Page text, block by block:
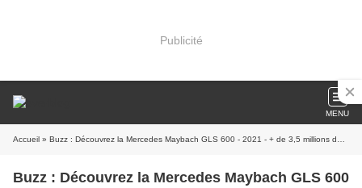
Publicité
MENU
Accueil » Buzz : Découvrez la Mercedes Maybach GLS 600 - 2021 - + de 3,5 millions de vues
Buzz : Découvrez la Mercedes Maybach GLS 600